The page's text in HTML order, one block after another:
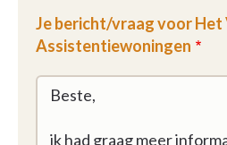
Je bericht/vraag voor Het
Assistentiewoningen